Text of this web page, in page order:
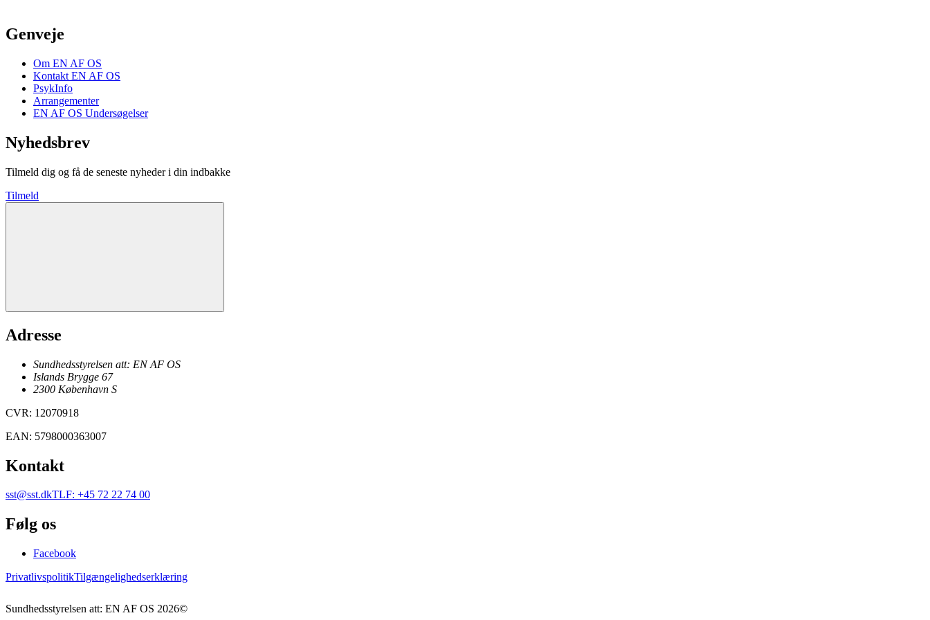
Genveje
Om EN AF OS
Kontakt EN AF OS
PsykInfo
Arrangementer
EN AF OS Undersøgelser
Nyhedsbrev
Tilmeld dig og få de seneste nyheder i din indbakke
Tilmeld
Adresse
Sundhedsstyrelsen att: EN AF OS
Islands Brygge 67
2300 København S
CVR: 12070918
EAN: 5798000363007
Kontakt
sst@sst.dkTLF: +45 72 22 74 00
Følg os
Facebook
PrivatlivspolitikTilgængelighedserklæring
Sundhedsstyrelsen att: EN AF OS 2026©